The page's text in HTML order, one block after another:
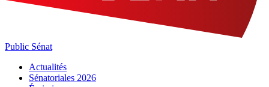
Public Sénat
Actualités
Sénatoriales 2026